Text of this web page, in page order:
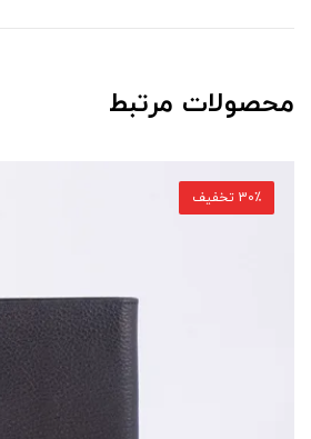
محصولات مرتبط
30٪ تخفیف